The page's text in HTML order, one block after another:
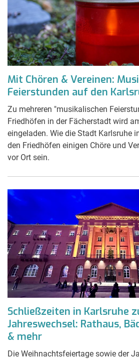
Mit Chören & Vereinen:
Feierstunden auf den
Zu mehreren "musika­lischen
Friedhöfen in der Fächerstadt wird
eingeladen. Wie die Stadt Karlsruhe
den Friedhöfen einigen Chöre und
vor Ort sein.
Schließzeiten in Karlsruhe
Jahreswechsel: Rathaus,
& mehr
Die Weihnachtsfeiertage sowie der